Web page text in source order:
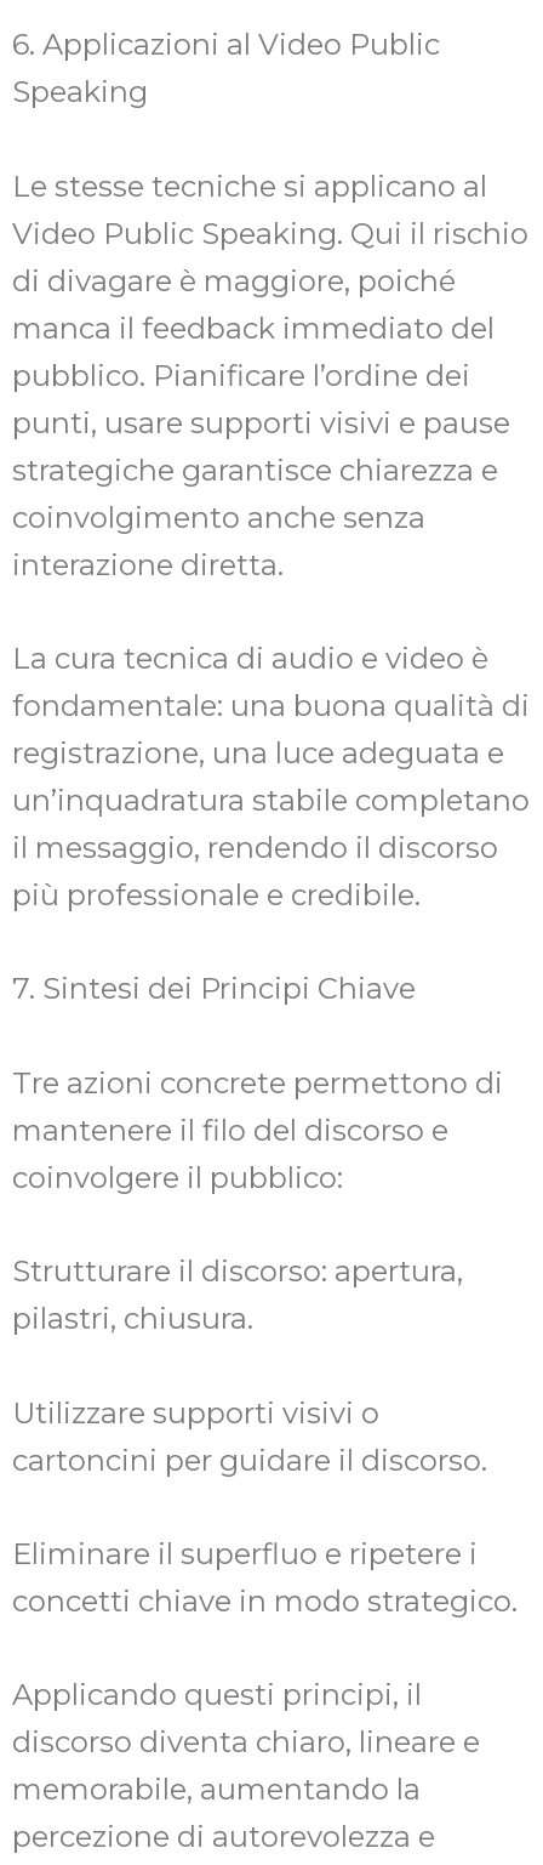
6. Applicazioni al Video Public
Speaking
Le stesse tecniche si applicano al
Video Public Speaking. Qui il rischio
di divagare è maggiore, poiché
manca il feedback immediato del
pubblico. Pianificare l’ordine dei
punti, usare supporti visivi e pause
strategiche garantisce chiarezza e
coinvolgimento anche senza
interazione diretta.
La cura tecnica di audio e video è
fondamentale: una buona qualità di
registrazione, una luce adeguata e
un’inquadratura stabile completano
il messaggio, rendendo il discorso
più professionale e credibile.
7. Sintesi dei Principi Chiave
Tre azioni concrete permettono di
mantenere il filo del discorso e
coinvolgere il pubblico:
Strutturare il discorso: apertura,
pilastri, chiusura.
Utilizzare supporti visivi o
cartoncini per guidare il discorso.
Eliminare il superfluo e ripetere i
concetti chiave in modo strategico.
Applicando questi principi, il
discorso diventa chiaro, lineare e
memorabile, aumentando la
percezione di autorevolezza e